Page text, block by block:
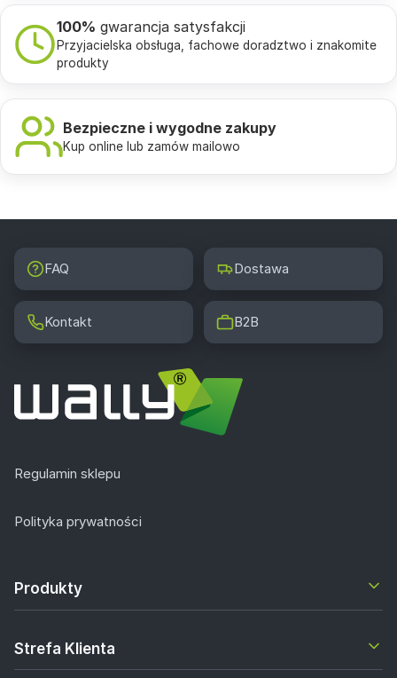
100% gwarancja satysfakcji
Przyjacielska obsługa, fachowe doradztwo i znakomite
produkty
Bezpieczne i wygodne zakupy
Kup online lub zamów mailowo
FAQ Dostawa
Kontakt B2B
Regulamin sklepu
Polityka prywatności
Produkty
Strefa Klienta